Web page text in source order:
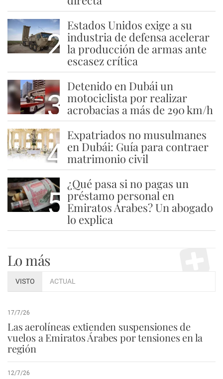
2
Estados Unidos exige a su
industria de defensa acelerar
la producción de armas ante
escasez crítica
3
Detenido en Dubái un
motociclista por realizar
acrobacias a más de 290 km/h
4
Expatriados no musulmanes
en Dubái: Guía para contraer
matrimonio civil
5
¿Qué pasa si no pagas un
préstamo personal en
Emiratos Árabes? Un abogado
lo explica
Lo más
VISTO ACTUAL
17/7/26
Las aerolíneas extienden suspensiones de
vuelos a Emiratos Árabes por tensiones en la
región
12/7/26